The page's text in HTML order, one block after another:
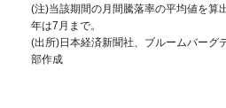
(注)当該期間の月間騰落率の平均値を算
年は7月まで。
(出所)日本経済新聞社、ブルームバーグ
部作成